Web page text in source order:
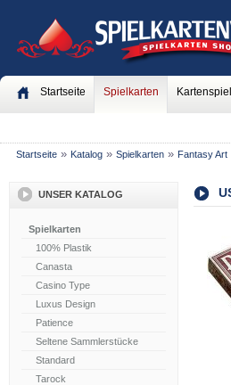
Startseite Spielkarten
Startseite » Katalog » Spielkarten » Fantasy Art
UNSER KATALOG
Spielkarten
100% Plastik
Canasta
Casino Type
Luxus Design
Patience
Seltene Sammlerstücke
Standard
Tarock